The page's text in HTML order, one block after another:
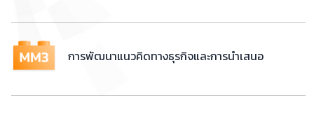
การพัฒนาแนวคิดทางธุรกิจและการนำเสนอ